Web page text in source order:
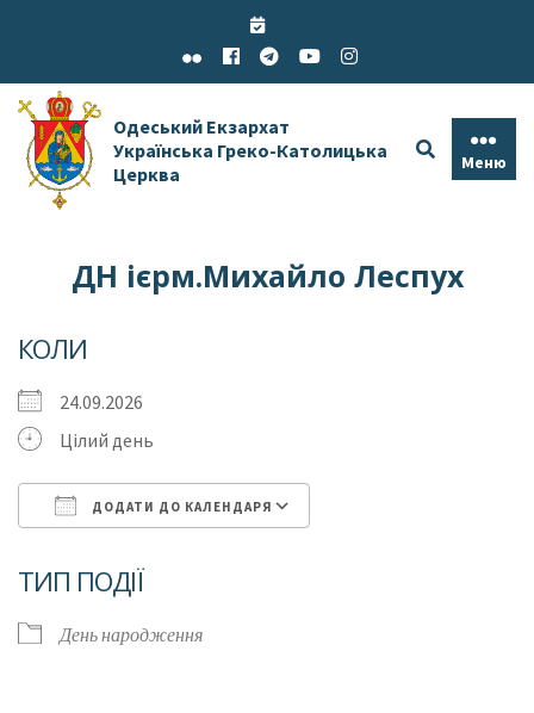
Одеський Екзархат
Українська Греко-Католицька
Церква
Меню
ДН ієрм.Михайло Леспух
КОЛИ
24.09.2026
Цілий день
ДОДАТИ ДО КАЛЕНДАРЯ
ТИП ПОДІЇ
День народження